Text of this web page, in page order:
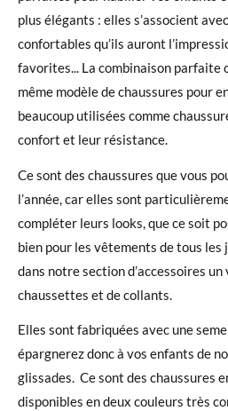
plus élégants : elles s’associent
confortables qu’ils auront
favorites... La combinaison parfaite
même modèle de chaussures pour
beaucoup utilisées comme
confort et leur résistance.
Ce sont des chaussures que vous
l’année, car elles sont
compléter leurs looks, que ce soit
bien pour les vêtements de tous
dans notre section d’accessoires
chaussettes et de collants.
Elles sont fabriquées avec une
épargnerez donc à vos enfants de
glissades. Ce sont des chaussures
disponibles en deux couleurs très